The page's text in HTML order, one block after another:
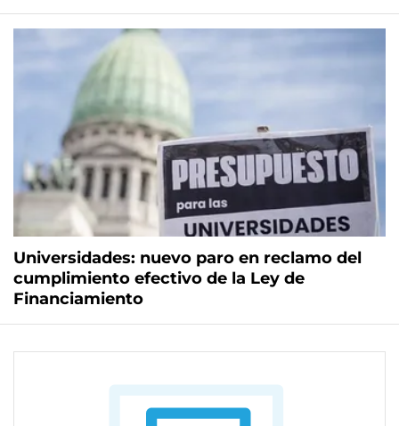
Universidades: nuevo paro en reclamo del
cumplimiento efectivo de la Ley de
Financiamiento